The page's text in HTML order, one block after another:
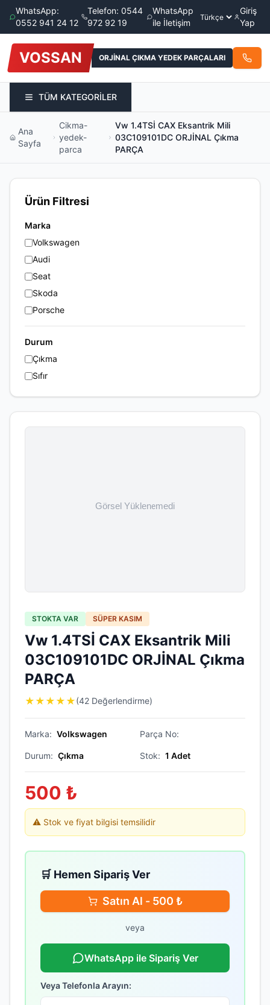
WhatsApp:
0552 941 24 12
Telefon: 0544
972 92 19
WhatsApp
ile İletişim
Giriş
Yap
VOSSAN ORJİNAL ÇIKMA YEDEK PARÇALARI
TÜM KATEGORİLER
Ana
Sayfa
Cikma-
yedek-
parca
Vw 1.4TSİ CAX Eksantrik Mili
03C109101DC ORJİNAL Çıkma
PARÇA
Ürün Filtresi
Marka
Volkswagen
Audi
Seat
Skoda
Porsche
Durum
Çıkma
Sıfır
STOKTA VAR SÜPER KASIM
Vw 1.4TSİ CAX Eksantrik Mili
03C109101DC ORJİNAL Çıkma
PARÇA
★ ★ ★ ★ ★(42 Değerlendirme)
Marka: Volkswagen Parça No:
Durum: Çıkma Stok: 1 Adet
500 ₺
⚠️ Stok ve fiyat bilgisi temsilidir
🛒 Hemen Sipariş Ver
Satın Al - 500 ₺
veya
WhatsApp ile Sipariş Ver
Veya Telefonla Arayın: